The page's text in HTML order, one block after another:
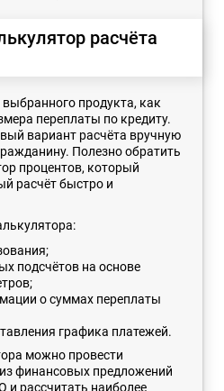
расчёта
продукта, как
переплаты по кредиту.
вариант расчёта вручную
Полезно обратить
процентов, который
расчёт быстро и
подсчётов на основе
о суммах переплаты
графика платежей.
можно провести
финансовых предложений
рассчитать наиболее